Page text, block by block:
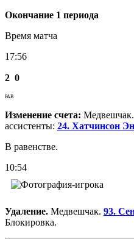
Окончание 1 периода
Время матча
17:56
2 0
РАВ
Изменение счета: Медвешчак.
ассистенты: 24. Хатчинсон
В равенстве.
10:54
Удаление. Медвешчак. 93.
Блокировка.